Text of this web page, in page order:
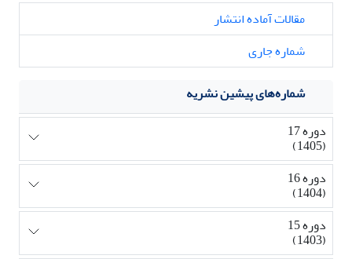
مقالات آماده انتشار
شماره جاری
شماره‌های پیشین نشریه
دوره 17
(1405)
دوره 16
(1404)
دوره 15
(1403)